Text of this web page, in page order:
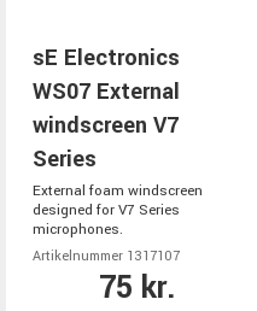
sE Electronics
WS07 External
windscreen V7
Series
External foam windscreen
designed for V7 Series
microphones.
Artikelnummer 1317107
75 kr.